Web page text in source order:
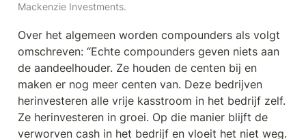
Mackenzie Investments.
Over het algemeen worden compounders als volgt
omschreven: “Echte compounders geven niets aan
de aandeelhouder. Ze houden de centen bij en
maken er nog meer centen van. Deze bedrijven
herinvesteren alle vrije kasstroom in het bedrijf zelf.
Ze herinvesteren in groei. Op die manier blijft de
verworven cash in het bedrijf en vloeit het niet weg.